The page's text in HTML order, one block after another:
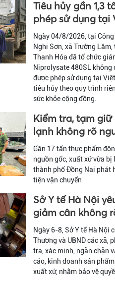
Tiêu hủy gần 1,3
phép sử dụng tại
Ngày 04/8/2026, tại
Nghi Sơn, xã Trường
Thanh Hóa đã tổ chức
Niprolysate 480SL không
được phép sử dụng tại
tiêu hủy theo quy trình
sức khỏe cộng đồng.
Kiểm tra, tạm
lạnh không rõ
Gần 17 tấn thực phẩm
nguồn gốc, xuất xứ vừa
thành phố Đồng Nai phát
tiện vận chuyển
Sở Y tế Hà Nội
giảm cân không
Ngày 6-8, Sở Y tế Hà Nội
Thương và UBND các xã,
tra, xác minh, ngăn chặn
cáo, kinh doanh sản
xuất xứ, nhằm bảo vệ